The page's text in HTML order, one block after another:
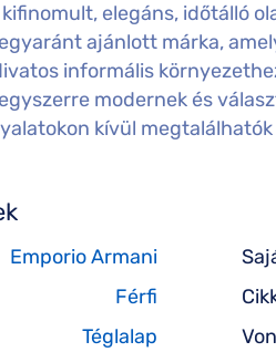
elegáns, időtálló
ajánlott márka,
informális
modernek és
kívül megtalálhatók
Emporio Armani
Férfi
Téglalap